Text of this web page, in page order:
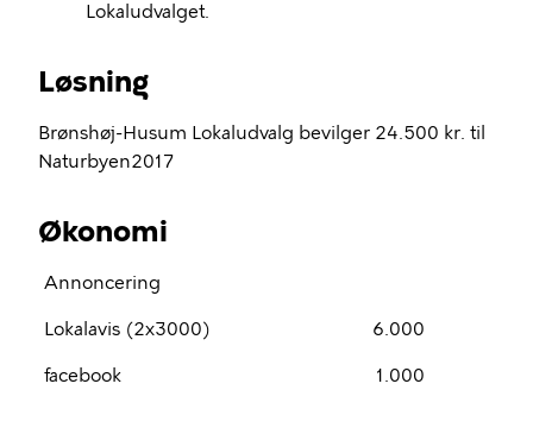
Lokaludvalget.
Løsning
Brønshøj-Husum Lokaludvalg bevilger 24.500 kr. til
Naturbyen2017
Økonomi
Annoncering
Lokalavis (2x3000) 6.000
facebook 1.000